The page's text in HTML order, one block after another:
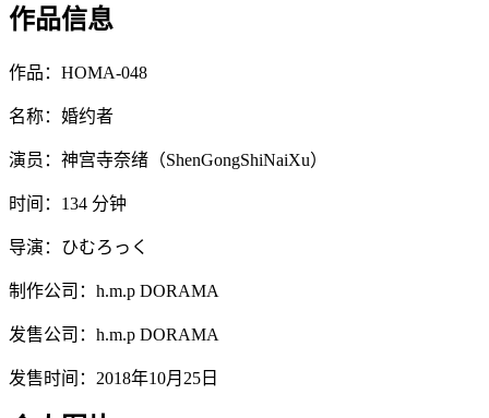
作品信息
作品：HOMA-048
名称：婚约者
演员：神宫寺奈绪（ShenGongShiNaiXu）
时间：134 分钟
导演：ひむろっく
制作公司：h.m.p DORAMA
发售公司：h.m.p DORAMA
发售时间：2018年10月25日